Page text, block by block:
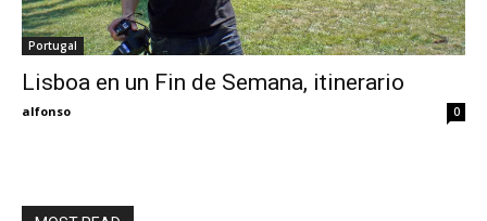
My
Portugal
Lisboa en un Fin de Semana, itinerario
alfonso 0